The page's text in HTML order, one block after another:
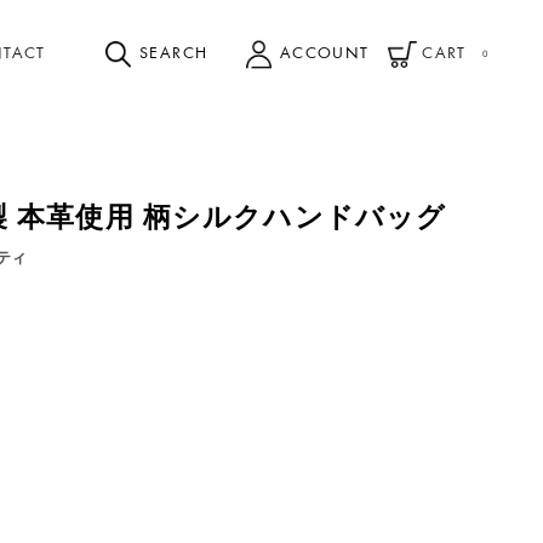
SEARCH ACCOUNT CART 0
ィ
革使用 柄シルクハンドバッグ